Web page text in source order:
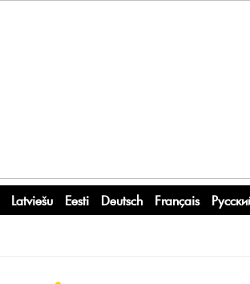
Latviešu Eesti Deutsch Français